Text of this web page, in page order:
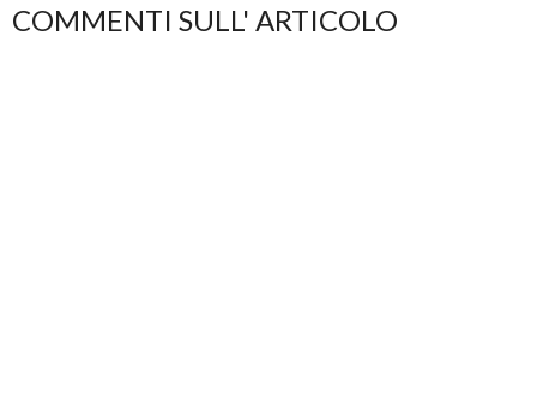
COMMENTI SULL' ARTICOLO